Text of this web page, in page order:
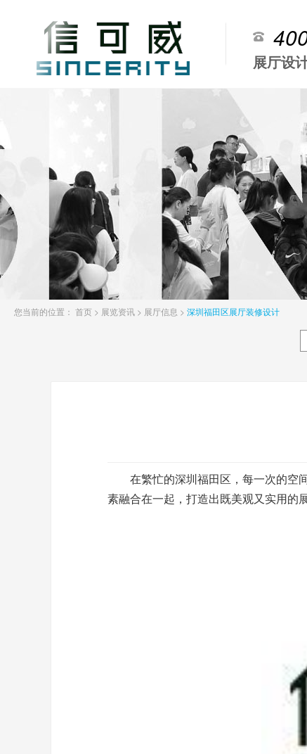
展厅设
您当前的位置： 首页 > 展览资讯 > 展厅信息 > 深圳福田区展厅装修设计
在繁忙的深圳福田区，每一次的空间
素融合在一起，打造出既美观又实用的